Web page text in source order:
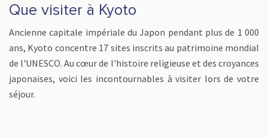
Que visiter à Kyoto
Ancienne capitale impériale du Japon pendant plus de 1 000
ans, Kyoto concentre 17 sites inscrits au patrimoine mondial
de l'UNESCO. Au cœur de l'histoire religieuse et des croyances
japonaises, voici les incontournables à visiter lors de votre
séjour.